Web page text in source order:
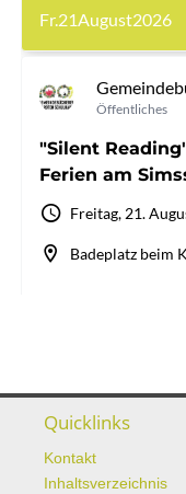
Quicklinks
Kontakt
Inhaltsverzeichnis